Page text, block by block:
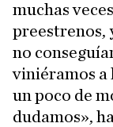
muchas
preestrenos,
no
viniéramos a
un poco de
dudamos»,